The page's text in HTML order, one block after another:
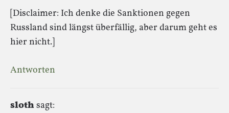
[Disclaimer: Ich denke die Sanktionen gegen
Russland sind längst überfällig, aber darum geht es
hier nicht.]
Antworten
sloth sagt: